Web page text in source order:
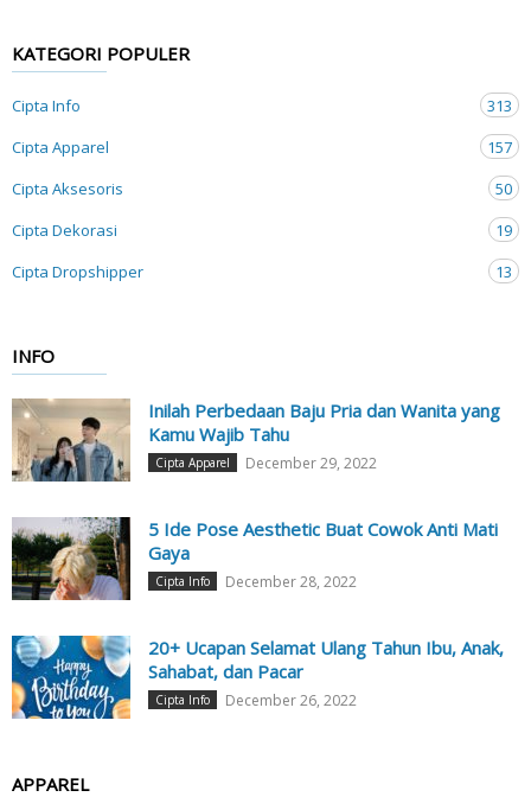
KATEGORI POPULER
Cipta Info
313
Cipta Apparel
157
Cipta Aksesoris
50
Cipta Dekorasi
19
Cipta Dropshipper
13
INFO
Inilah Perbedaan Baju Pria dan Wanita yang
Kamu Wajib Tahu
Cipta Apparel December 29, 2022
5 Ide Pose Aesthetic Buat Cowok Anti Mati
Gaya
Cipta Info December 28, 2022
20+ Ucapan Selamat Ulang Tahun Ibu, Anak,
Sahabat, dan Pacar
Cipta Info December 26, 2022
APPAREL